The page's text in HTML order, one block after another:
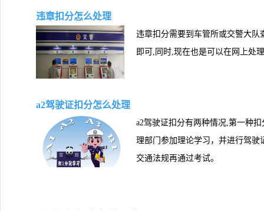
违章扣分怎么处理
违章扣分需要到车管所或交警大
即可,同时,现在也是可以在网上处
a2驾驶证扣分怎么处理
a2驾驶证扣分有两种情况,第一种
理部门参加理论学习，并进行驾驶
交通法规再通过考试。